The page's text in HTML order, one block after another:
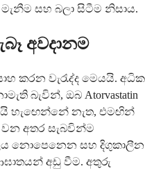
සහ බලා සිටීම නිසාය.
අවදානම
කරන වැරැද්ද මෙයයි. අධික
බැවින්, ඔබ Atorvastatin
හැඟෙන්නේ නැත, එමඟින්
අතර සැබවින්ම
නොපෙනෙන සහ දිගුකාලීන
අඩු වීම. අතුරු